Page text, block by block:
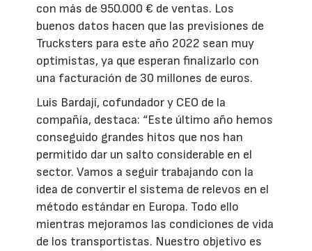
con más de 950.000 € de ventas. Los
buenos datos hacen que las previsiones de
Trucksters para este año 2022 sean muy
optimistas, ya que esperan finalizarlo con
una facturación de 30 millones de euros.
Luis Bardají, cofundador y CEO de la
compañía, destaca: “Este último año hemos
conseguido grandes hitos que nos han
permitido dar un salto considerable en el
sector. Vamos a seguir trabajando con la
idea de convertir el sistema de relevos en el
método estándar en Europa. Todo ello
mientras mejoramos las condiciones de vida
de los transportistas. Nuestro objetivo es